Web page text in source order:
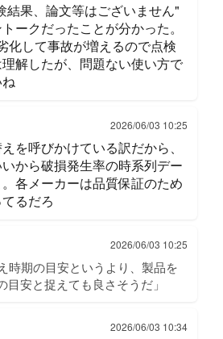
結果、論文等はございません"
ークだったことが分かった。
化して事故が増えるので点検
解したが、問題ない使い方で
2026/06/03 10:25
を呼びかけている訳だから、
から破損発生率の時系列デー
各メーカーは品質保証のため
るだろ
2026/06/03 10:25
時期の目安というより、製品を
安と捉えても良さそうだ」
2026/06/03 10:34